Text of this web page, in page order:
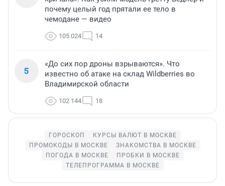
почему целый год прятали ее тело в
чемодане — видео
105 024 14
5
«До сих пор дроны взрываются». Что
известно об атаке на склад Wildberries во
Владимирской области
102 144 18
ГОРОСКОП
КУРСЫ ВАЛЮТ В МОСКВЕ
ПРОМОКОДЫ В МОСКВЕ
ЗНАКОМСТВА В МОСКВЕ
ПОГОДА В МОСКВЕ
ПРОБКИ В МОСКВЕ
ТЕЛЕПРОГРАММА В МОСКВЕ